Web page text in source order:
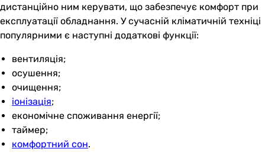
дистанційно ним керувати, що забезпечує комфорт при
експлуатації обладнання. У сучасній кліматичній техніці
популярними є наступні додаткові функції:
вентиляція;
осушення;
очищення;
іонізація;
економічне споживання енергії;
таймер;
комфортний сон.